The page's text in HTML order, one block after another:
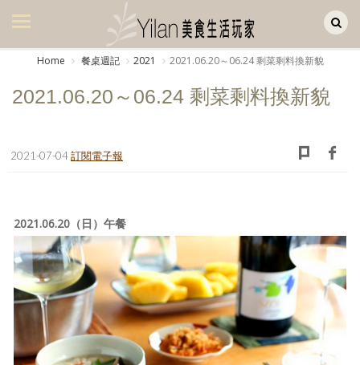
美食集
書房集
日記簿
餐桌週記
享樂隨手拍
Home 餐桌週記 2021 2021.06.20～06.24 剩菜剩料換新貌
2021.06.20～06.24 剩菜剩料換新貌
2021-07-04訂閱電子報
2021.06.20（日）午餐